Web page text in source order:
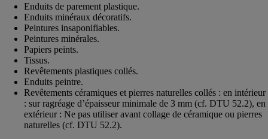
Enduits de parement plastique.
Enduits minéraux décoratifs.
Peintures insaponifiables.
Peintures minérales.
Papiers peints.
Tissus.
Revêtements plastiques collés.
Enduits peintre.
Revêtements céramiques et pierres naturelles collés : en intérieur
: sur ragréage d’épaisseur minimale de 3 mm (cf. DTU 52.2), en
extérieur : Ne pas utiliser avant collage de céramique ou pierres
naturelles (cf. DTU 52.2).